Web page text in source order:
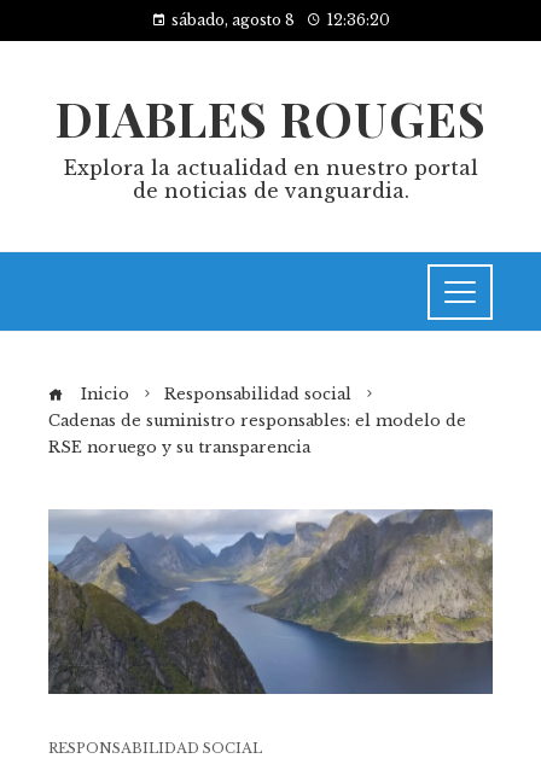
sábado, agosto 8 12:36:21
DIABLES ROUGES
Explora la actualidad en nuestro portal
de noticias de vanguardia.
Inicio
Responsabilidad social
Cadenas de suministro responsables: el modelo de
RSE noruego y su transparencia
RESPONSABILIDAD SOCIAL